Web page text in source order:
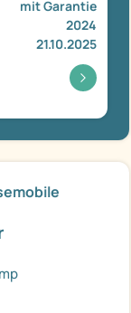
mit Garantie
2024
21.10.2025